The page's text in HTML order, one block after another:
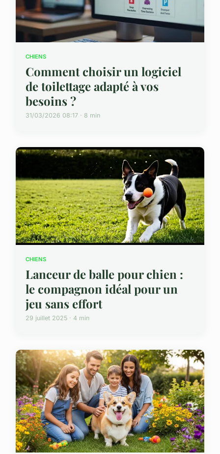
CHIENS
Comment choisir un logiciel
de toilettage adapté à vos
besoins ?
31/03/2026 08:17 · 8 min
CHIENS
Lanceur de balle pour chien :
le compagnon idéal pour un
jeu sans effort
29 juillet 2025 · 4 min